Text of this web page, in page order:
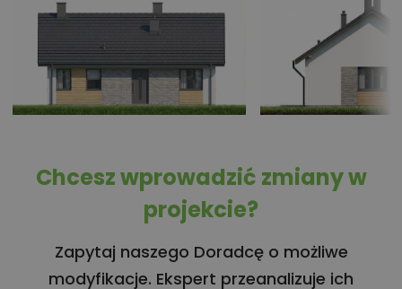
Chcesz wprowadzić zmiany w
projekcie?
Zapytaj naszego Doradcę o możliwe
modyfikacje. Ekspert przeanalizuje ich